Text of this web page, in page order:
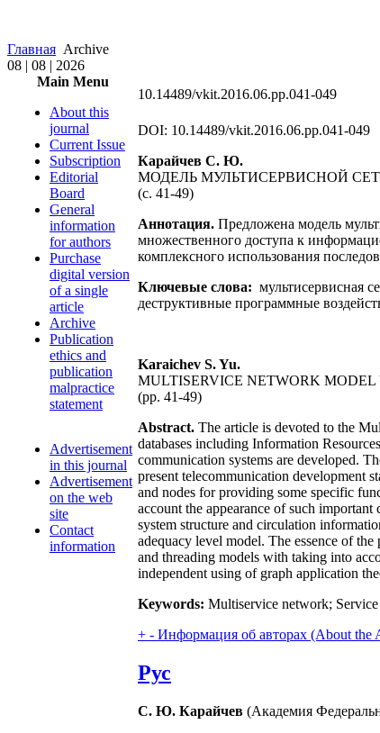
Главная Archive
08 | 08 | 2026
Main Menu
About this
journal
Current Issue
Subscription
Editorial
Board
General
information
for authors
Purchase
digital version
of a single
article
Archive
Publication
ethics and
publication
malpractice
statement
Advertisement
in this journal
Advertisement
on the web
site
Contact
information
10.14489/vkit.2016.06.pp.041-049
DOI: 10.14489/vkit.2016.06.pp.041-049
Карайчев С. Ю.
МОДЕЛЬ МУЛЬТИСЕРВИСНОЙ
(c. 41-49)
Аннотация. Предложена модель
множественного доступа к
комплексного использования
Ключевые слова: мультисервисная
деструктивные программные
Karaichev S. Yu.
MULTISERVICE NETWORK
(pp. 41-49)
Abstract. The article is devoted to the
databases including Information
communication systems are developed.
present telecommunication development
and nodes for providing some specific
account the appearance of such
system structure and circulation
adequacy level model. The essence of
and threading models with taking into
independent using of graph application
Keywords: Multiservice network; Service
+ - Информация об авторах (About the
Рус
С. Ю. Карайчев (Академия